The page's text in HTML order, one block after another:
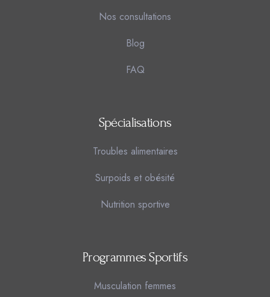
Nos consultations
Blog
FAQ
Spécialisations
Troubles alimentaires
Surpoids et obésité
Nutrition sportive
Programmes Sportifs
Musculation femmes